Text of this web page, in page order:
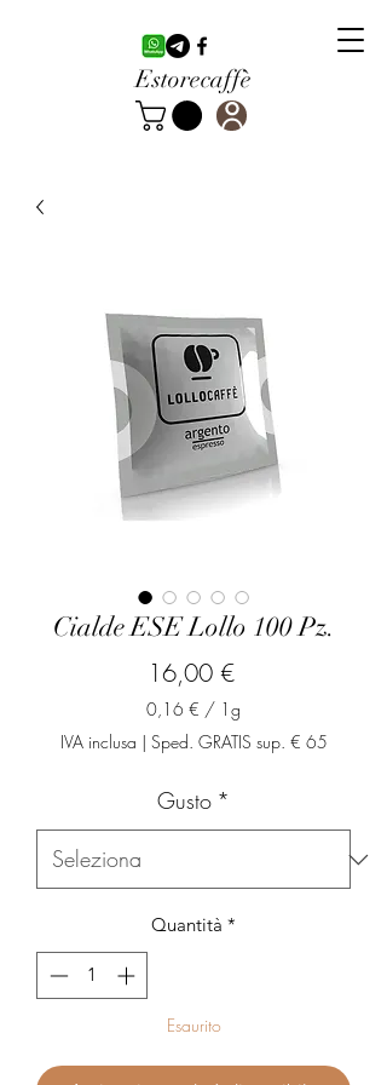
Estorecaffè
Cialde ESE Lollo 100 Pz.
16,00 €Prezzo
0,16 € / 1g
0,16 €
ogni
Grammo
IVA inclusa | Sped. GRATIS sup. € 65
Gusto *
Quantità *
Esaurito